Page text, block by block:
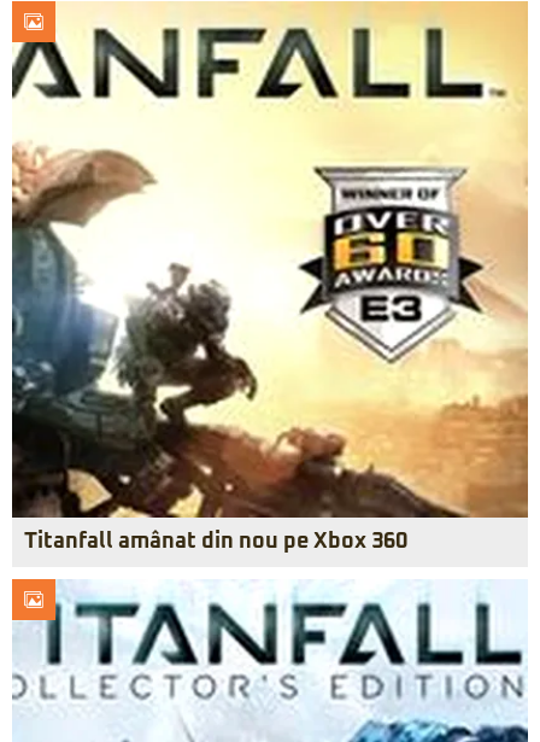
Titanfall amânat din nou pe Xbox 360